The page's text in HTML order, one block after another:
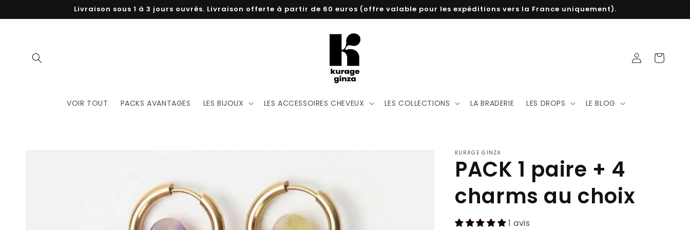
au
Livraison sous 1 à 3 jours ouvrés. Livraison offerte à partir de 60 euros (offre valable pour les expéditions vers la France uniquement).
VOIR TOUT PACKS AVANTAGES LES BIJOUX LES ACCESSOIRES CHEVEUX LES COLLECTIONS LA BRADERIE LES DROPS LE BLOG
ConnexionPanier
KURAGE GINZA
PACK 1 paire + 4
charms au choix
1 avis